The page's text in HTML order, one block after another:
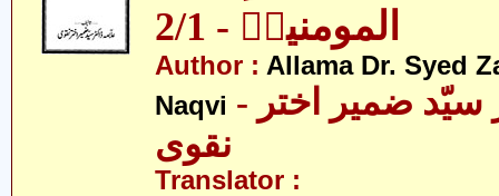
المومنینؑ - 2/1
Author : Allama Dr. Syed
Naqvi - علامہ ڈاکٹر سیّد ضمیر اختر
نقوی
Translator :